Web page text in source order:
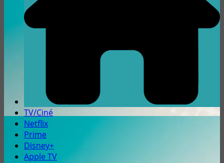
TV/Ciné
Netflix
Prime
Disney+
Apple TV